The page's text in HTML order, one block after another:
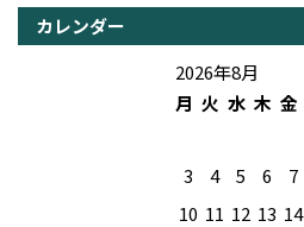
カレンダー
2026年8月
月 火 水 木 金
3
4 5 6 7
10 11 12 13 14